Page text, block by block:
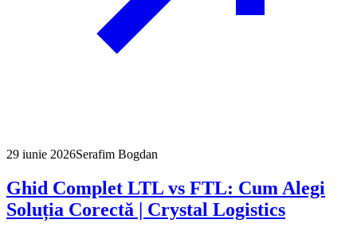
29 iunie 2026Serafim Bogdan
Ghid Complet LTL vs FTL: Cum Alegi
Soluția Corectă | Crystal Logistics